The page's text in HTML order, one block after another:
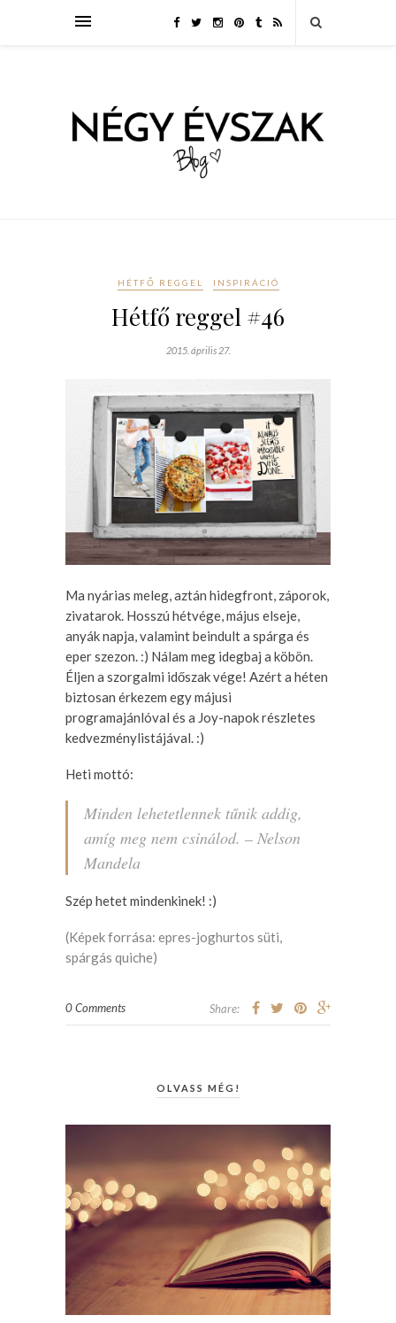
HÉTFŐ REGGEL INSPIRÁCIÓ
Hétfő reggel #46
2015. április 27.
Ma nyárias meleg, aztán hidegfront, záporok,
zivatarok. Hosszú hétvége, május elseje,
anyák napja, valamint beindult a spárga és
eper szezon. :) Nálam meg idegbaj a köbön.
Éljen a szorgalmi időszak vége! Azért a héten
biztosan érkezem egy májusi
programajánlóval és a Joy-napok részletes
kedvezménylistájával. :)
Heti mottó:
Minden lehetetlennek tűnik addig,
amíg meg nem csinálod. – Nelson
Mandela
Szép hetet mindenkinek! :)
(Képek forrása: epres-joghurtos süti,
spárgás quiche)
0 Comments Share:
OLVASS MÉG!